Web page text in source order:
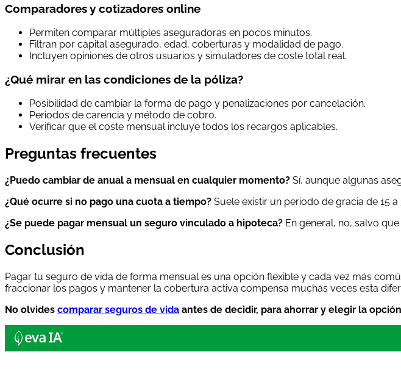
Comparadores y cotizadores online
Permiten comparar múltiples aseguradoras en pocos minutos.
Filtran por capital asegurado, edad, coberturas y modalidad de pago.
Incluyen opiniones de otros usuarios y simuladores de coste total real.
¿Qué mirar en las condiciones de la póliza?
Posibilidad de cambiar la forma de pago y penalizaciones por cancelación.
Periodos de carencia y método de cobro.
Verificar que el coste mensual incluye todos los recargos aplicables.
Preguntas frecuentes
¿Puedo cambiar de anual a mensual en cualquier momento? Sí, aunque algunas
¿Qué ocurre si no pago una cuota a tiempo? Suele existir un periodo de gracia de 15
¿Se puede pagar mensual un seguro vinculado a hipoteca? En general, no, salvo
Conclusión
Pagar tu seguro de vida de forma mensual es una opción flexible y cada vez más
fraccionar los pagos y mantener la cobertura activa compensa muchas veces esta
No olvides comparar seguros de vida antes de decidir, para ahorrar y elegir la